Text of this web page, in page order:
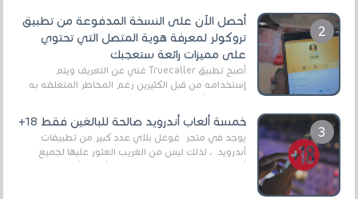
أحصل الآن على النسخة المدفوعة من تطبيق
تروكولر لمعرفة هوية المتصل التي تحتوي
على مميزات رائعة ستعجبك
أصبح تطبيق Truecaller غني عن التعريف ويتم
إستخدامه من قبل الكثيرين رغم المخاطر المتعلقه به
خمسة ألعاب أندرويد صالحة للبالغين فقط 18+
يوجد في متجر غوغل بلاي عدد كبير من تطبيقات
أندرويد ، لذلك ليس من الغريب العثور عليها لجميع